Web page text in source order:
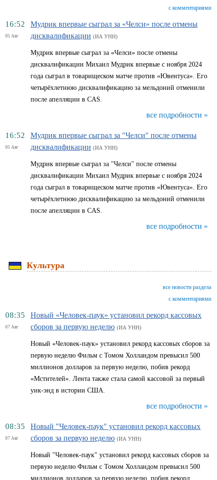
с комментариями
16:52
05 Авг
Мудрик впервые сыграл за «Челси» после отмены
дисквалификации (ИА УНН)
Мудрик впервые сыграл за «Челси» после отмены
дисквалификации Михаил Мудрик впервые с ноября 2024
года сыграл в товарищеском матче против «Ювентуса». Его
четырёхлетнюю дисквалификацию за мельдоний отменили
после апелляции в CAS.
все подробности »
16:52
05 Авг
Мудрик впервые сыграл за "Челси" после отмены
дисквалификации (ИА УНН)
Мудрик впервые сыграл за "Челси" после отмены
дисквалификации Михаил Мудрик впервые с ноября 2024
года сыграл в товарищеском матче против «Ювентуса». Его
четырёхлетнюю дисквалификацию за мельдоний отменили
после апелляции в CAS.
все подробности »
Культура
все новости раздела
с комментариями
08:35
07 Авг
Новый «Человек-паук» установил рекорд кассовых
сборов за первую неделю (ИА УНН)
Новый «Человек-паук» установил рекорд кассовых сборов за
первую неделю Фильм с Томом Холландом превысил 500
миллионов долларов за первую неделю, побив рекорд
«Мстителей». Лента также стала самой кассовой за первый
уик-энд в истории США.
все подробности »
08:35
07 Авг
Новый "Человек-паук" установил рекорд кассовых
сборов за первую неделю (ИА УНН)
Новый "Человек-паук" установил рекорд кассовых сборов за
первую неделю Фильм с Томом Холландом превысил 500
миллионов долларов за первую неделю, побив рекорд